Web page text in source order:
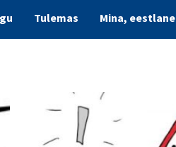
Tulemas Mina, eestlane